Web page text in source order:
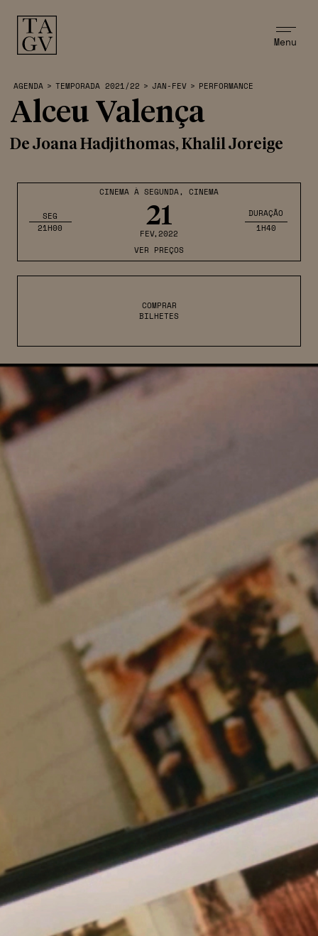
Menu
CINEMA À SEGUNDA, CINEMA
21
FEV,2022
SEG
21H00
DURAÇÃO
1H40
VER PREÇOS
COMPRAR
BILHETES
AGENDA > TEMPORADA 2021/22 > JAN-FEV > PERFORMANCE
Alceu Valença
De Joana Hadjithomas, Khalil Joreige